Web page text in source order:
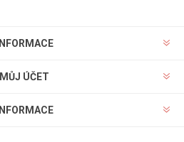
INFORMACE
MŮJ ÚČET
INFORMACE